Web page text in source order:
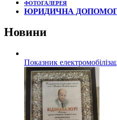
ФОТОГАЛЕРЕЯ
ЮРИДИЧНА
Новини
Показник